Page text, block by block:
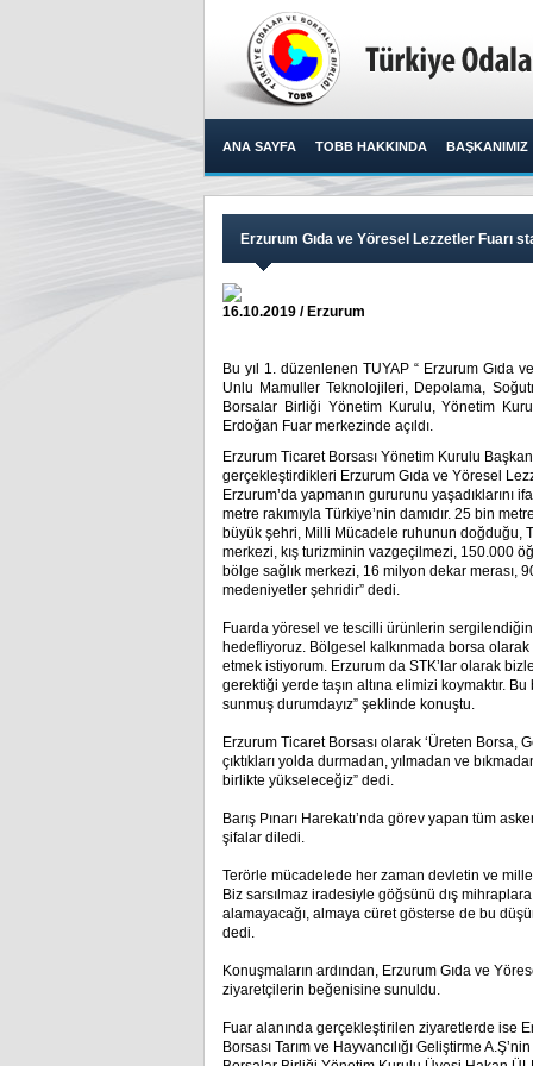
ANA SAYFA TOBB HAKKINDA BAŞKANIMIZ
Erzurum Gıda ve Yöresel Lezzetler Fuarı
16.10.2019 / Erzurum
Bu yıl 1. düzenlenen TUYAP “ Erzurum Gıda
Unlu Mamuller Teknolojileri, Depolama,
Borsalar Birliği Yönetim Kurulu, Yönetim
Erdoğan Fuar merkezinde açıldı.​
Erzurum Ticaret Borsası Yönetim Kurulu
gerçekleştirdikleri Erzurum Gıda ve Yöresel
Erzurum’da yapmanın gururunu
metre rakımıyla Türkiye’nin damıdır. 25 bin
büyük şehri, Milli Mücadele ruhunun doğduğu,
merkezi, kış turizminin vazgeçilmezi, 150.000
bölge sağlık merkezi, 16 milyon dekar merası,
medeniyetler şehridir” dedi.
Fuarda yöresel ve tescilli ürünlerin
hedefliyoruz. Bölgesel kalkınmada borsa
etmek istiyorum. Erzurum da STK’lar olarak
gerektiği yerde taşın altına elimizi koymaktır.
sunmuş durumdayız” şeklinde konuştu.
Erzurum Ticaret Borsası olarak ‘Üreten Borsa,
çıktıkları yolda durmadan, yılmadan ve
birlikte yükseleceğiz” dedi.
Barış Pınarı Harekatı’nda görev yapan tüm
şifalar diledi.
Terörle mücadelede her zaman devletin ve
Biz sarsılmaz iradesiyle göğsünü dış
alamayacağı, almaya cüret gösterse de bu
dedi.
Konuşmaların ardından, Erzurum Gıda ve
ziyaretçilerin beğenisine sunuldu.
Fuar alanında gerçekleştirilen ziyaretlerde ise
Borsası Tarım ve Hayvancılığı Geliştirme